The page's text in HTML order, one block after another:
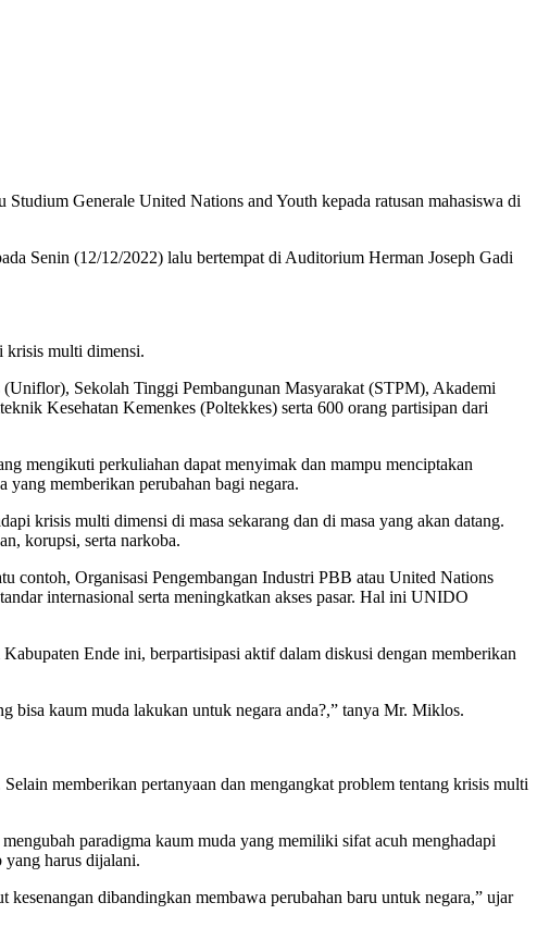
Generale United Nations and Youth kepada ratusan mahasiswa di
Senin (12/12/2022) lalu bertempat di Auditorium Herman Joseph Gadi
krisis multi dimensi.
Sekolah Tinggi Pembangunan Masyarakat (STPM), Akademi
Kesehatan Kemenkes (Poltekkes) serta 600 orang partisipan dari
mengikuti perkuliahan dapat menyimak dan mampu menciptakan
yang memberikan perubahan bagi negara.
krisis multi dimensi di masa sekarang dan di masa yang akan datang.
korupsi, serta narkoba.
contoh, Organisasi Pengembangan Industri PBB atau United Nations
internasional serta meningkatkan akses pasar. Hal ini UNIDO
Ende ini, berpartisipasi aktif dalam diskusi dengan memberikan
bisa kaum muda lakukan untuk negara anda?,” tanya Mr. Miklos.
memberikan pertanyaan dan mengangkat problem tentang krisis multi
paradigma kaum muda yang memiliki sifat acuh menghadapi
yang harus dijalani.
dibandingkan membawa perubahan baru untuk negara,” ujar